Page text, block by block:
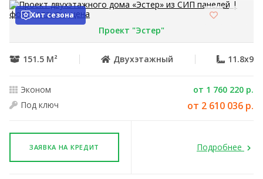
Хит сезона
Проект "Эстер"
151.5 М² Двухэтажный 11.8x9
Эконом
от 1 760 220 р.
Под ключ
от 2 610 036 р.
ЗАЯВКА НА КРЕДИТ Подробнее